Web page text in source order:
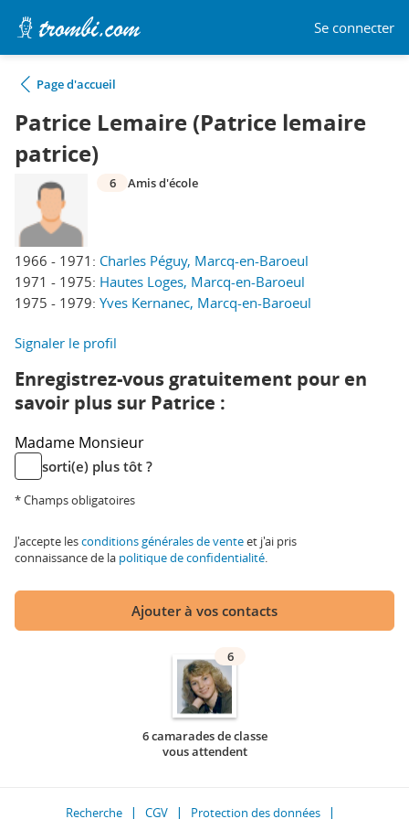
Se connecter
Page d'accueil
Patrice Lemaire (Patrice lemaire
patrice)
1966 - 1971: Charles Péguy, Marcq-en-Baroeul
1971 - 1975: Hautes Loges, Marcq-en-Baroeul
1975 - 1979: Yves Kernanec, Marcq-en-Baroeul
6 Amis d'école
Signaler le profil
Enregistrez-vous gratuitement pour en
savoir plus sur Patrice :
Madame Monsieur
sorti(e) plus tôt ?
* Champs obligatoires
J'accepte lesconditions générales de venteet j'ai pris
connaissance de la politique de confidentialité.
Ajouter à vos contacts
6
6 camarades de classe
vous attendent
Recherche CGV Protection des données